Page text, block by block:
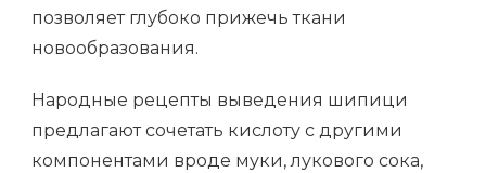
позволяет глубоко прижечь ткани
новообразования.
Народные рецепты выведения шипици
предлагают сочетать кислоту с другими
компонентами вроде муки, лукового сока,